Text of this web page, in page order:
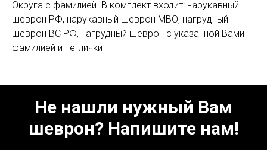
Округа с фамилией. В комплект входит: нарукавный
шеврон РФ, нарукавный шеврон МВО, нагрудный
шеврон ВС РФ, нагрудный шеврон с указанной Вами
фамилией и петлички
Не нашли нужный Вам
шеврон? Напишите нам!